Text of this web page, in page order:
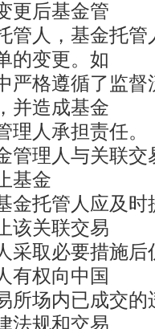
更后基金管
管人，基金托管
的变更。如
严格遵循了监督
并造成基金
理人承担责任。
管理人与关联交
基金
金托管人应及
该关联交易
采取必要措施后
有权向中国
所场内已成交的
法规和交易